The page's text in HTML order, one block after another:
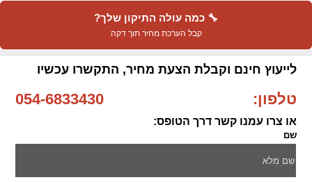
🔧 כמה עולה התיקון שלך?
קבל הערכת מחיר תוך דקה
לייעוץ חינם וקבלת הצעת מחיר, התקשרו עכשיו
טלפון: 054-6833430
או צרו עמנו קשר דרך הטופס:
שם